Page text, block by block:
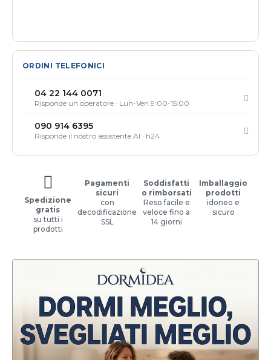
ORDINI TELEFONICI
04 22 144 0071
Risponde un operatore · Lun-Ven 9:00-15:00
090 914 6395
Risponde il nostro assistente AI · h24
Spedizione
gratis
su tutti i
prodotti
Pagamenti
sicuri
con
decodificazione
SSL
Soddisfatti
o rimborsati
Reso facile e
veloce fino a
14 giorni
Imballaggio
prodotti
idoneo e
sicuro